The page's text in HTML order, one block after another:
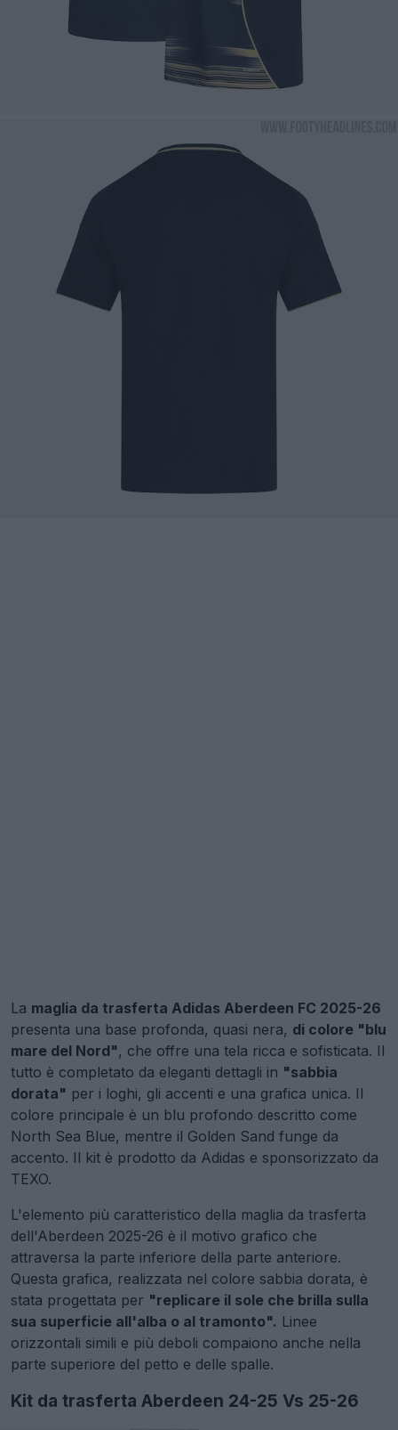
La maglia da trasferta Adidas Aberdeen FC 2025-26
presenta una base profonda, quasi nera, di colore "blu
mare del Nord", che offre una tela ricca e sofisticata. Il
tutto è completato da eleganti dettagli in "sabbia
dorata" per i loghi, gli accenti e una grafica unica. Il
colore principale è un blu profondo descritto come
North Sea Blue, mentre il Golden Sand funge da
accento. Il kit è prodotto da Adidas e sponsorizzato da
TEXO.
L'elemento più caratteristico della maglia da trasferta
dell'Aberdeen 2025-26 è il motivo grafico che
attraversa la parte inferiore della parte anteriore.
Questa grafica, realizzata nel colore sabbia dorata, è
stata progettata per "replicare il sole che brilla sulla
sua superficie all'alba o al tramonto". Linee
orizzontali simili e più deboli compaiono anche nella
parte superiore del petto e delle spalle.
Kit da trasferta Aberdeen 24-25 Vs 25-26